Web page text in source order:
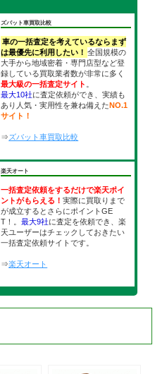
ズバット車買取比較
車の一括査定を考えているならまず
は最優先に利用したい！ 全国規模の
大手から地域密着・専門店型など登
録している買取業者数が非常に多く
最大級の一括査定サイト
最大10社に査定依頼ができ、実績も
あり人気・実用性を兼ね備えたNO.1
サイト！
⇒ズバット車買取比較
楽天オート
一括査定依頼をするだけで楽天ポイ
ントがもらえる！実際に買取りまで
が成立するとさらにポイントGE
T！。最大9社に査定を依頼でき、楽
天ユーザーはチェックしておきたい
一括査定依頼サイトです。
⇒楽天オート